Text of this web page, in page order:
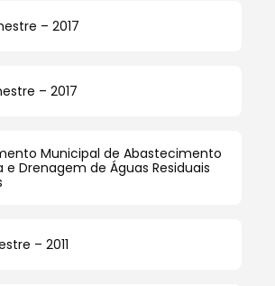
– 2017
– 2017
Municipal de Abastecimento
e Drenagem de Águas Residuais
– 2011